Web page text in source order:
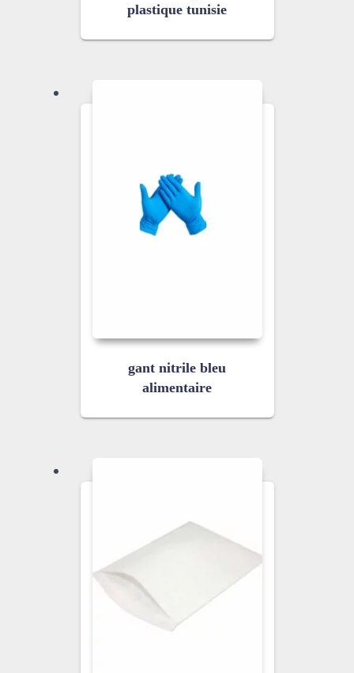
plastique tunisie
gant nitrile bleu
alimentaire